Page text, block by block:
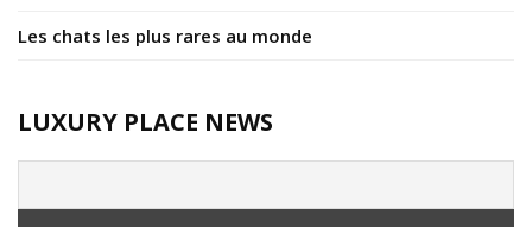
Les chats les plus rares au monde
LUXURY PLACE NEWS